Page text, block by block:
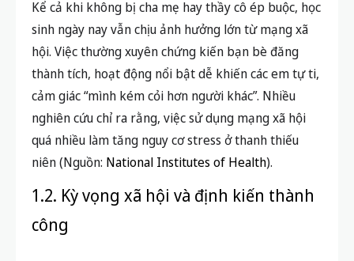
Kể cả khi không bị cha mẹ hay thầy cô ép buộc, học
sinh ngày nay vẫn chịu ảnh hưởng lớn từ mạng xã
hội. Việc thường xuyên chứng kiến bạn bè đăng
thành tích, hoạt động nổi bật dễ khiến các em tự ti,
cảm giác “mình kém cỏi hơn người khác”. Nhiều
nghiên cứu chỉ ra rằng, việc sử dụng mạng xã hội
quá nhiều làm tăng nguy cơ stress ở thanh thiếu
niên (Nguồn: National Institutes of Health).
1.2. Kỳ vọng xã hội và định kiến thành
công